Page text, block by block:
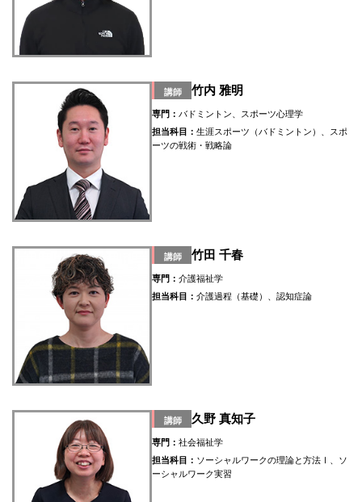
講師 竹内 雅明
専門：バドミントン、スポーツ心理学
担当科目：生涯スポーツ（バドミントン）、スポ
ーツの戦術・戦略論
講師 竹田 千春
専門：介護福祉学
担当科目：介護過程（基礎）、認知症論
講師 久野 真知子
専門：社会福祉学
担当科目： ソーシャルワークの理論と方法Ⅰ、ソ
ーシャルワーク実習